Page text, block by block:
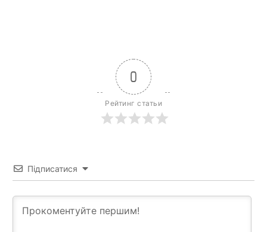
0
Рейтинг статьи
Підписатися